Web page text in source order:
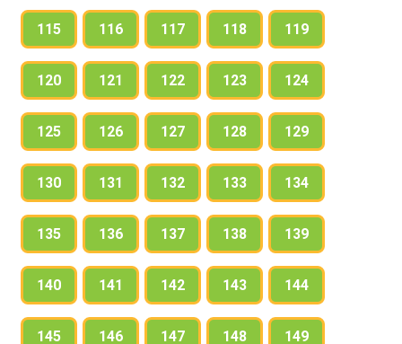
115 116 117 118 119
120 121 122 123 124
125 126 127 128 129
130 131 132 133 134
135 136 137 138 139
140 141 142 143 144
145 146 147 148 149